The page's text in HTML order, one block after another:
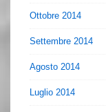
Ottobre 2014
Settembre 2014
Agosto 2014
Luglio 2014